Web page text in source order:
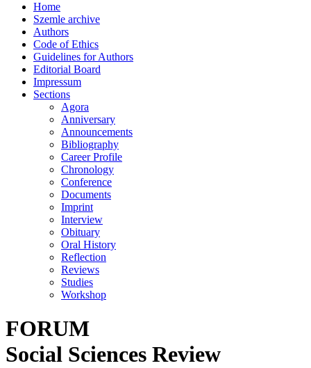
Home
Szemle archive
Authors
Code of Ethics
Guidelines for Authors
Editorial Board
Impressum
Sections
Agora
Anniversary
Announcements
Bibliography
Career Profile
Chronology
Conference
Documents
Imprint
Interview
Obituary
Oral History
Reflection
Reviews
Studies
Workshop
FORUM
Social Sciences Review